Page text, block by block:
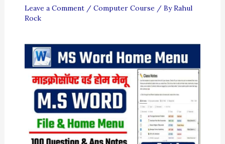
Leave a Comment / Computer Course/ ByRahul
Rock